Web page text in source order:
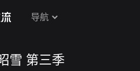
导航
雪 第三季